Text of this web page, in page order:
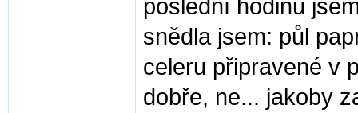
poslední hodinu
snědla jsem: půl
celeru připravené v
dobře, ne... jakoby